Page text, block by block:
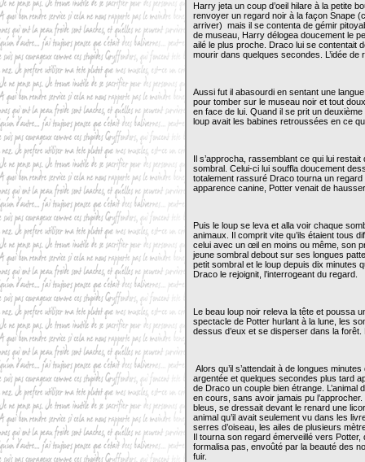
Harry jeta un coup d’oeil hilare à la petite
renvoyer un regard noir à la façon Snape
arriver) mais il se contenta de gémir
de museau, Harry délogea doucement le
ailé le plus proche. Draco lui se contentait
mourir dans quelques secondes. L’idée de
Aussi fut il abasourdi en sentant une
pour tomber sur le museau noir et tout
en face de lui. Quand il se prit un
loup avait les babines retroussées en
Il s’approcha, rassemblant ce qui lui
sombral. Celui-ci lui souffla doucement
totalement rassuré Draco tourna un
apparence canine, Potter venait de
Puis le loup se leva et alla voir chaque
animaux. Il comprit vite qu’ils étaient tous
celui avec un œil en moins ou même, son
jeune sombral debout sur ses longues
petit sombral et le loup depuis dix minutes
Draco le rejoignit, l’interrogeant du regard.
Le beau loup noir releva la tête et poussa
spectacle de Potter hurlant à la lune, les
dessus d’eux et se disperser dans la
Alors qu’il s’attendait à de longues
argentée et quelques secondes plus tard
de Draco un couple bien étrange. L’animal
en cours, sans avoir jamais pu
bleus, se dressait devant le renard une
animal qu’il avait seulement vu dans les
serres d’oiseau, les ailes de plusieurs
Il tourna son regard émerveillé vers Potter,
formalisa pas, envoûté par la beauté des
fuir.